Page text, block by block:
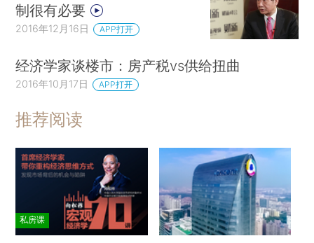
制很有必要
2016年12月16日 APP打开
经济学家谈楼市：房产税vs供给扭曲
2016年10月17日 APP打开
推荐阅读
私房课